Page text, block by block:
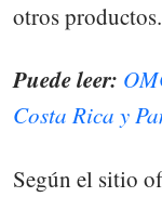
otros productos.
Puede leer:
Costa Rica y
Según el sitio